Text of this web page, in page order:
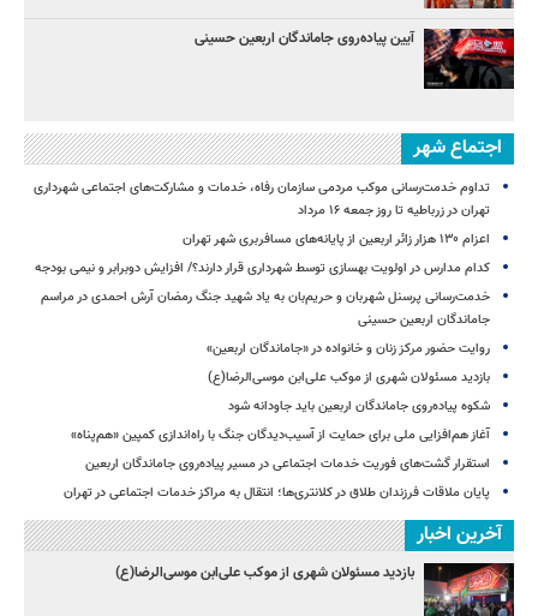
آیین پیاده‌روی جاماندگان اربعین حسینی
اجتماع شهر
تداوم خدمت‌رسانی موکب مردمی سازمان رفاه، خدمات و مشارکت‌های اجتماعی شهرداری
تهران در زرباطیه تا روز جمعه ۱۶ مرداد
اعزام ۱۳۰ هزار زائر اربعین از پایانه‌های مسافربری شهر تهران
کدام مدارس در اولویت بهسازی توسط شهرداری قرار دارند؟/ افزایش دوبرابر و نیمی بودجه
خدمت‌رسانی پرسنل شهربان و حریم‌بان به یاد شهید جنگ رمضان آرش احمدی در مراسم
جاماندگان اربعین حسینی
روایت حضور مرکز زنان و خانواده در «جاماندگان اربعین»
بازدید مسئولان شهری از موکب علی‌ابن موسی‌الرضا(ع)
شکوه پیاده‌روی جاماندگان اربعین باید جاودانه شود
آغاز هم‌افزایی ملی برای حمایت از آسیب‌دیدگان جنگ با راه‌اندازی کمپین «هم‌پناه»
استقرار گشت‌های فوریت خدمات اجتماعی در مسیر پیاده‌روی جاماندگان اربعین
پایان ملاقات فرزندان طلاق در کلانتری‌ها؛ انتقال به مراکز خدمات اجتماعی در تهران
آخرین اخبار
بازدید مسئولان شهری از موکب علی‌ابن موسی‌الرضا(ع)